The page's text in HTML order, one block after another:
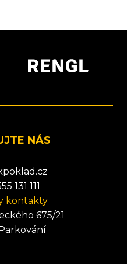
NÁS
131 111
kontakty
675/21